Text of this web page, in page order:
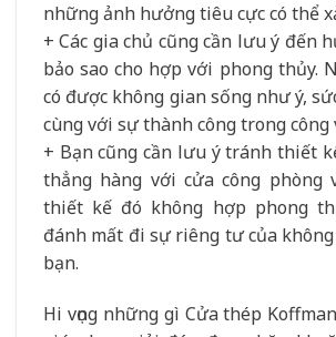
những ảnh hưởng tiêu cực có thể
+ Các gia chủ cũng cần lưu ý đến
bảo sao cho hợp với phong thủy.
có được không gian sống như ý,
cùng với sự thành công trong công
+ Bạn cũng cần lưu ý tránh thiết
thẳng hàng với cửa công phòng
thiết kế đó không hợp phong
đánh mất đi sự riêng tư của
bạn.
Hi vọng những gì Cửa thép